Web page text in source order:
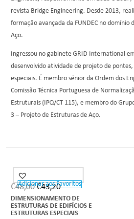
revista Bridge Engineering. Desde 2013,
formação avançada da FUNDEC no domínio
Aço.
Ingressou no gabinete GRID International
desenvolvido atividade de projeto de
especiais. É membro sénior da Ordem dos
Comissão Técnica Portuguesa de
Estruturais (IPQ/CT 115), e membro do
3 – Projeto de Estruturas de Aço.
Adicionar aos Favoritos
€48,00 €43,20
DIMENSIONAMENTO DE
ESTRUTURAS DE EDIFÍCIOS E
ESTRUTURAS ESPECIAIS